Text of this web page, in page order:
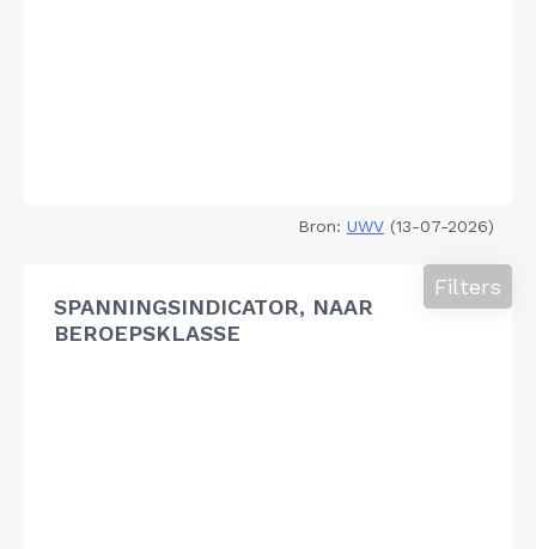
Bron: UWV (13-07-2026)
SPANNINGSINDICATOR, NAAR
BEROEPSKLASSE
Filters